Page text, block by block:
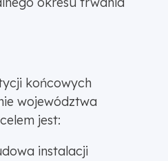
końcowych
województwa
jest:
instalacji